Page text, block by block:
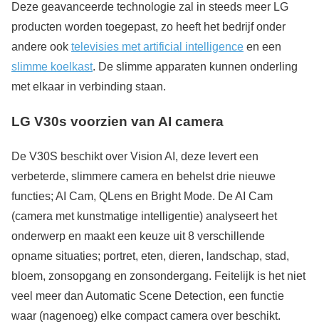
Deze geavanceerde technologie zal in steeds meer LG
producten worden toegepast, zo heeft het bedrijf onder
andere ook televisies met artificial intelligence en een
slimme koelkast. De slimme apparaten kunnen onderling
met elkaar in verbinding staan.
LG V30s voorzien van AI camera
De V30S beschikt over Vision AI, deze levert een
verbeterde, slimmere camera en behelst drie nieuwe
functies; AI Cam, QLens en Bright Mode. De AI Cam
(camera met kunstmatige intelligentie) analyseert het
onderwerp en maakt een keuze uit 8 verschillende
opname situaties; portret, eten, dieren, landschap, stad,
bloem, zonsopgang en zonsondergang. Feitelijk is het niet
veel meer dan Automatic Scene Detection, een functie
waar (nagenoeg) elke compact camera over beschikt.